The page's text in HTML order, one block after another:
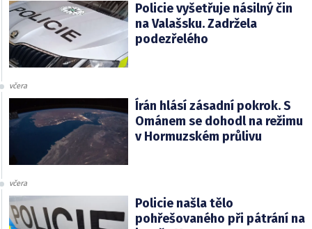
Policie vyšetřuje násilný čin
na Valašsku. Zadržela
podezřelého
včera
Írán hlásí zásadní pokrok. S
Ománem se dohodl na režimu
v Hormuzském průlivu
včera
Policie našla tělo
pohřešovaného při pátrání na